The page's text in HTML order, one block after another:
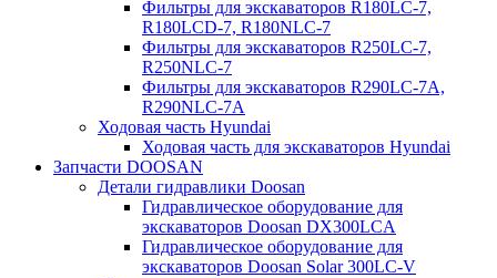
Фильтры для экскаваторов R180LC-7,
R180LCD-7, R180NLC-7
Фильтры для экскаваторов R250LC-7,
R250NLC-7
Фильтры для экскаваторов R290LC-7A,
R290NLC-7A
Ходовая часть Hyundai
Ходовая часть для экскаваторов Hyundai
Запчасти DOOSAN
Детали гидравлики Doosan
Гидравлическое оборудование для
экскаваторов Doosan DX300LCA
Гидравлическое оборудование для
экскаваторов Doosan Solar 300LC-V